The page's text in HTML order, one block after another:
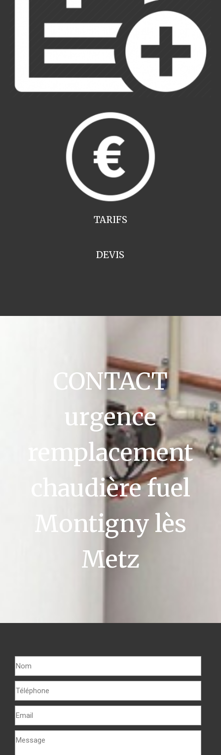
TARIFS
DEVIS
CONTACT
urgence
remplacement
chaudière fuel
Montigny lès
Metz